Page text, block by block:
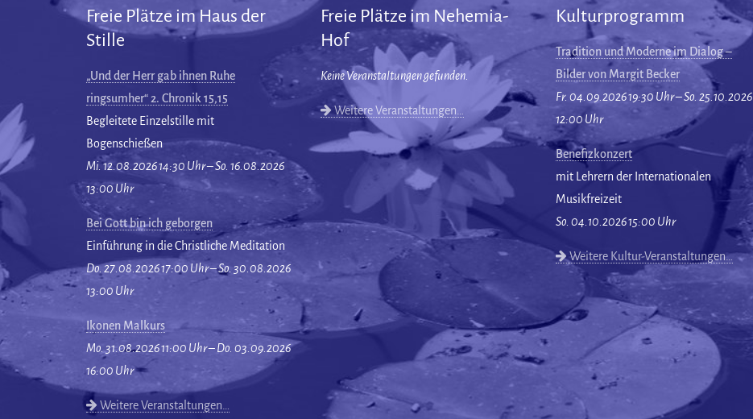
Freie Plätze im Haus der
Stille
„Und der Herr gab ihnen Ruhe
ringsumher“ 2. Chronik 15,15
Begleitete Einzelstille mit
Bogenschießen
Mi. 12.08.2026 14:30 Uhr – So. 16.08.2026
13:00 Uhr
Bei Gott bin ich geborgen
Einführung in die Christliche Meditation
Do. 27.08.2026 17:00 Uhr – So. 30.08.2026
13:00 Uhr
Ikonen Malkurs
Mo. 31.08.2026 11:00 Uhr – Do. 03.09.2026
16:00 Uhr
Weitere Veranstaltungen…
Freie Plätze im Nehemia-
Hof
Keine Veranstaltungen gefunden.
Weitere Veranstaltungen…
Kulturprogramm
Tradition und Moderne im Dialog –
Bilder von Margit Becker
Fr. 04.09.2026 19:30 Uhr – So. 25.10.2026
12:00 Uhr
Benefizkonzert
mit Lehrern der Internationalen
Musikfreizeit
So. 04.10.2026 15:00 Uhr
Weitere Kultur-Veranstaltungen…